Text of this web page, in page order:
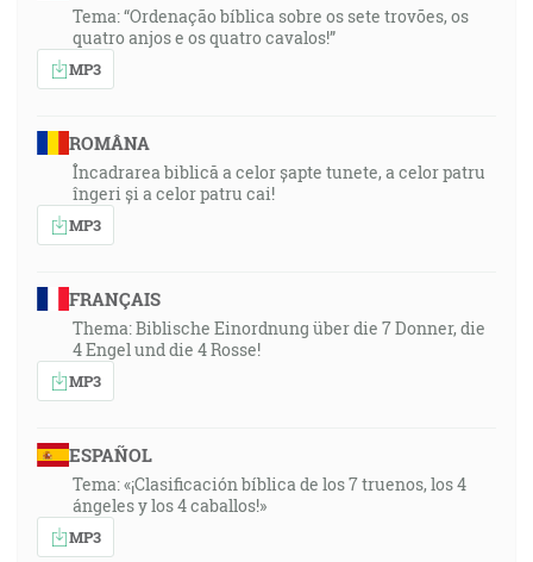
Tema: “Ordenação bíblica sobre os sete trovões, os
quatro anjos e os quatro cavalos!”
MP3
ROMÂNA
Încadrarea biblică a celor șapte tunete, a celor patru
îngeri și a celor patru cai!
MP3
FRANÇAIS
Thema: Biblische Einordnung über die 7 Donner, die
4 Engel und die 4 Rosse!
MP3
ESPAÑOL
Tema: «¡Clasificación bíblica de los 7 truenos, los 4
ángeles y los 4 caballos!»
MP3